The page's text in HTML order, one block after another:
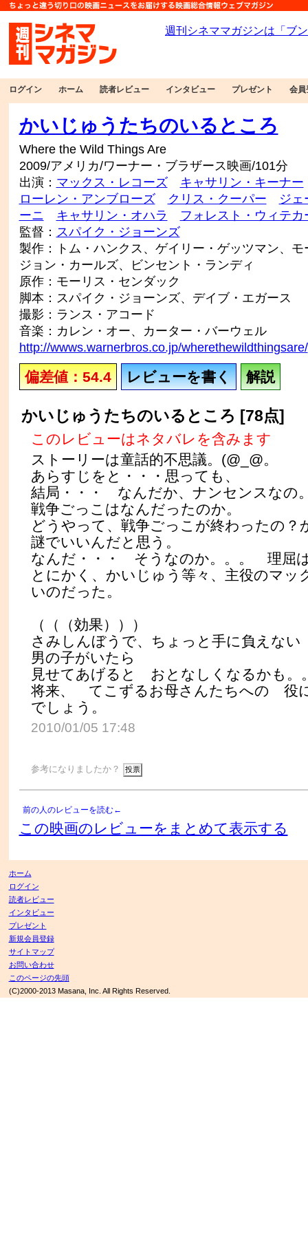
ログイン ホーム 読者レビュー インタビュー プレゼント 会員
かいじゅうたちのいるところ
Where the Wild Things Are
2009/アメリカ/ワーナー・ブラザース映画/101分
出演： マックス・レコーズ
キャサリン・キーナー
ローレン・アンブローズ
クリス・クーパー
ジェ
ーニ
キャサリン・オハラ
フォレスト・ウィテカ
監督： スパイク・ジョーンズ
製作：トム・ハンクス、ゲイリー・ゲッツマン、
ジョン・カールズ、ビンセント・ランディ
原作：モーリス・センダック
脚本：スパイク・ジョーンズ、デイブ・エガース
撮影：ランス・アコード
音楽：カレン・オー、カーター・バーウェル
http://wwws.warnerbros.co.jp/wherethewildthingsare/
偏差値：54.4 レビューを書く 解説
かいじゅうたちのいるところ [78点]
このレビューはネタバレを含みます
ストーリーは童話的不思議。(@_@。
あらすじをと・・・思っても、
結局・・・ なんだか、ナンセンスなの
戦争ごっこはなんだったのか。
どうやって、戦争ごっこが終わったの
謎でいいんだと思う。
なんだ・・・ そうなのか。。。 理屈
とにかく、かいじゅう等々、主役のマッ
いのだった。
（（（効果）））
さみしんぼうで、ちょっと手に負え
男の子がいたら
見せてあげると おとなしくなるかも
将来、 てこずるお母さんたちへの 役
でしょう。
2010/01/05 17:48
参考になりましたか？
前の人のレビューを読む←
この映画のレビューをまとめて表示する
ホーム
ログイン
読者レビュー
インタビュー
プレゼント
新規会員登録
サイトマップ
お問い合わせ
このページの先頭
(C)2000-2013 Masana, Inc. All Rights Reserved.